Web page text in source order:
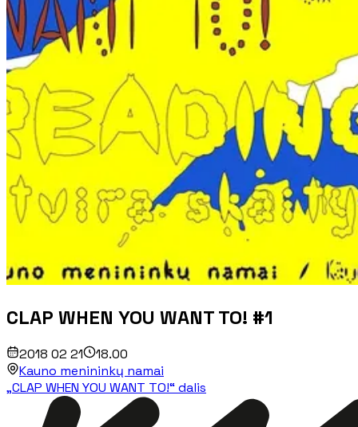
CLAP WHEN YOU WANT TO! #1
2018 02 21
18.00
Kauno menininkų namai
„CLAP WHEN YOU WANT TO!“ dalis